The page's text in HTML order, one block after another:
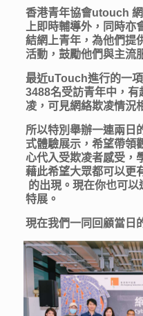
香港青年協會utouch
上即時輔導外，同時
結網上青年，為他們提
活動，鼓勵他們與主流
最近uTouch進行的一
3488名受訪青年中，
凌，可見網絡欺凌情況
所以特別舉辦一連兩日
式體驗展示，希望帶領
心代入受欺凌者感受，
藉此希望大眾都可以更
的出現。現在你也可
特展。
現在我們一同回顧當日